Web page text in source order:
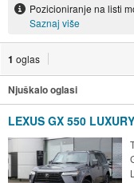
Pozicioniranje na listi
Saznaj više
1 oglas
Njuškalo oglasi
LEXUS GX 550 LUXURY